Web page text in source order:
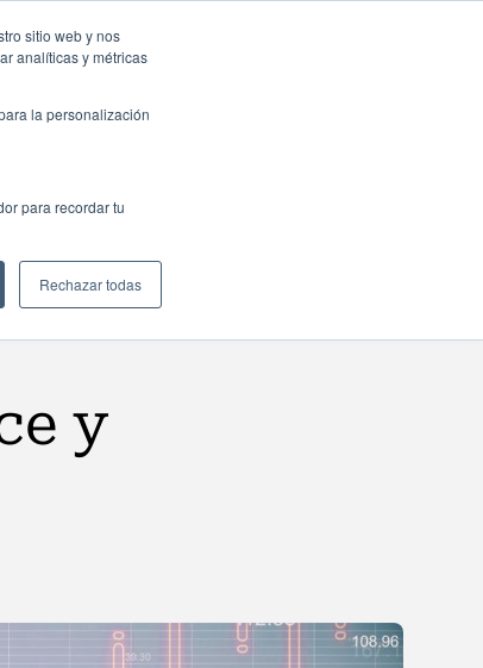
sitio web y nos
analíticas y métricas
la personalización
para recordar tu
Rechazar todas
y